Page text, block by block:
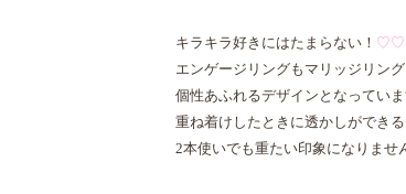
キラキラ好きにはたまらない！
エンゲージリングもマリッジリング
個性あふれるデザインとなっていま
重ね着けしたときに透かしができる
2本使いでも重たい印象になりませ